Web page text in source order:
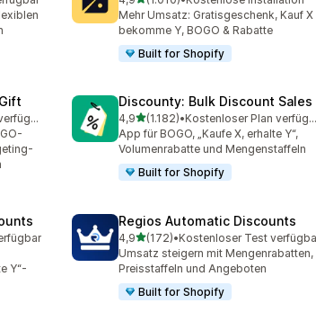
1010 Rezensionen insgesamt
Mehr Umsatz: Gratisgeschenk, Kauf X
bekomme Y, BOGO & Rabatte
Built for Shopify
Kostenloser Test verfügbar
Discounty: Bulk Discount Sales
4,9von 5 Sternen
(1.182)
1182 Rezensionen insgesamt
•
Kostenloser Plan verfügbar
App für BOGO, „Kaufe X, erhalte Y“,
Volumenrabatte und Mengenstaffeln
Built for Shopify
Y“-
Regios Automatic Discounts
4,9von 5 Sternen
(172)
172 Rezensionen insgesamt
•Kostenloser Test
Umsatz steigern mit Mengenrabatten,
Preisstaffeln und Angeboten
Built for Shopify